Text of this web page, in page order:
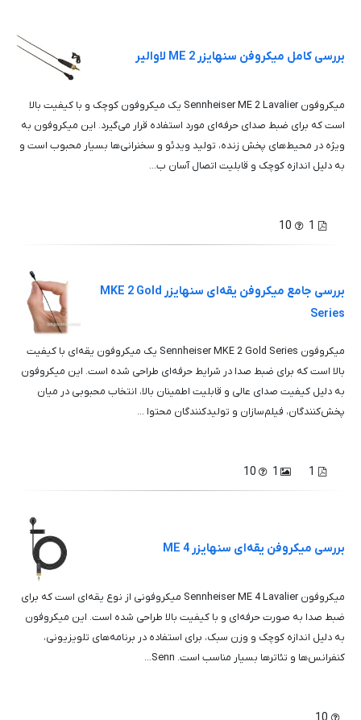
بررسی کامل میکروفن سنهایزر ME 2 لاوالیر
میکروفون Sennheiser ME 2 Lavalier یک میکروفون کوچک و با کیفیت بالا
است که برای ضبط صدای حرفه‌ای مورد استفاده قرار می‌گیرد. این میکروفون به
ویژه در محیط‌های پخش زنده، تولید ویدئو و سخنرانی‌ها بسیار محبوب است و
به دلیل اندازه کوچک و قابلیت اتصال آسان ب...
1
10
بررسی جامع میکروفن یقه‌ای سنهایزر MKE 2 Gold
Series
میکروفون Sennheiser MKE 2 Gold Series یک میکروفون یقه‌ای با کیفیت
بالا است که برای ضبط صدا در شرایط حرفه‌ای طراحی شده است. این میکروفون
به دلیل کیفیت صدای عالی و قابلیت اطمینان بالا، انتخاب محبوبی در میان
پخش‌کنندگان، فیلم‌سازان و تولیدکنندگان محتوا ...
1
1
10
بررسی میکروفن یقه‌ای سنهایزر ME 4
میکروفون Sennheiser ME 4 Lavalier میکروفونی از نوع یقه‌ای است که برای
ضبط صدا به صورت حرفه‌ای و با کیفیت بالا طراحی شده است. این میکروفون
به دلیل اندازه کوچک و وزن سبک، برای استفاده در برنامه‌های تلویزیونی،
کنفرانس‌ها و تئاترها بسیار مناسب است. Senn...